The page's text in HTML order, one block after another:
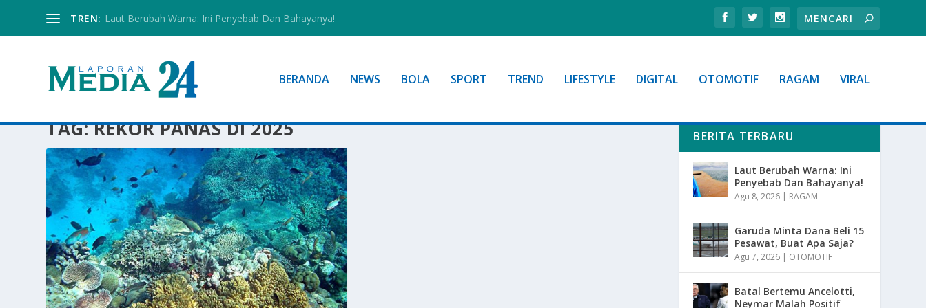
TREN: Laut Berubah Warna: Ini Penyebab Dan Bahayanya!
BERANDA NEWS BOLA SPORT TREND LIFESTYLE DIGITAL OTOMOTIF RAGAM VIRAL
TAG:REKOR PANAS DI 2025 BERITA TERBARU
Laut Berubah Warna: Ini
Penyebab Dan Bahayanya!
Agu 8, 2026 | RAGAM
Garuda Minta Dana Beli 15
Pesawat, Buat Apa Saja?
Agu 7, 2026 | OTOMOTIF
Batal Bertemu Ancelotti,
Neymar Malah Positif